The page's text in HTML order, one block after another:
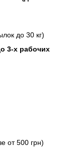
до 30 кг)
3-х рабочих
от 500 грн)